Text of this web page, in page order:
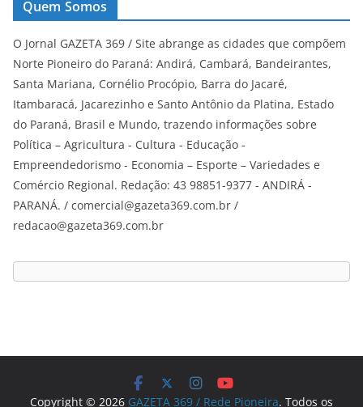
Quem Somos
O Jornal GAZETA 369 / Site abrange as cidades que compõem
Norte Pioneiro do Paraná: Andirá, Cambará, Bandeirantes,
Santa Mariana, Cornélio Procópio, Barra do Jacaré,
Itambaracá, Jacarezinho e Santo Antônio da Platina, Estado
do Paraná, Brasil e Mundo, trazendo informações sobre
Política – Agricultura - Cultura - Educação -
Empreendedorismo - Economia – Esporte – Variedades e
Comércio Regional. Redação: 43 98851-9377 - ANDIRÁ -
PARANÁ. / comercial@gazeta369.com.br /
redacao@gazeta369.com.br
Copyright © 2026 GAZETA 369 / Rede Pioneira. Todos os